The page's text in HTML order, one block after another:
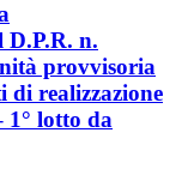
D.P.R. n.
provvisoria
di realizzazione
1° lotto da